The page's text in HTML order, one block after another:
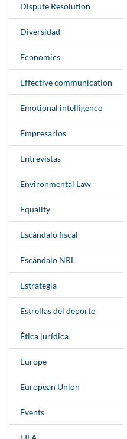
Dispute Resolution
Diversidad
Economics
Effective communication
Emotional intelligence
Empresarios
Entrevistas
Environmental Law
Equality
Escándalo fiscal
Escándalo NRL
Estrategia
Estrellas del deporte
Ética jurídica
Europe
European Union
Events